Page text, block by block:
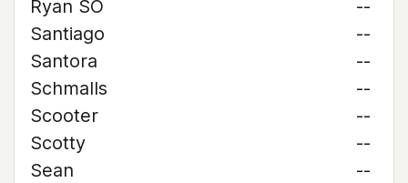
Ryan SO
--
Santiago
--
Santora
--
Schmalls
--
Scooter
--
Scotty
--
Sean
--